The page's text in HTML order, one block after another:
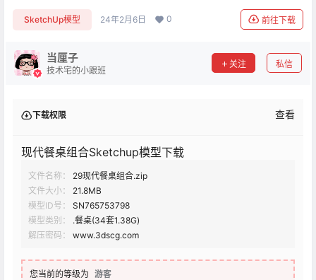
SketchUp模型 24年2月6日 0 前往下载
当厘子
技术宅的小跟班
关注 私信
下载权限 查看
现代餐桌组合Sketchup模型下载
文件名称：
29现代餐桌组合.zip
文件大小：
21.8MB
模型ID号：
SN765753798
模型类别：
.餐桌(34套1.38G)
解压密码：
www.3dscg.com
您当前的等级为 游客